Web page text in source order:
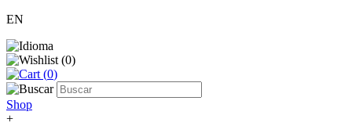
EN
(0)
(0)
Shop
+